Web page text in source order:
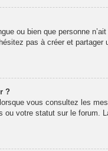
ou bien que personne
pas à créer et
?
vous consultez les
votre statut sur le forum.